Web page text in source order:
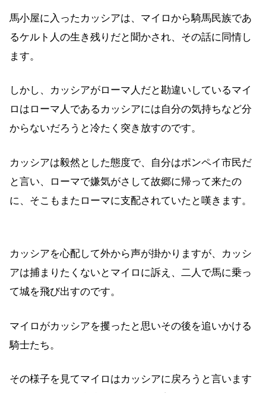
馬小屋に入ったカッシアは、マイロから騎馬民族であ
るケルト人の生き残りだと聞かされ、その話に同情し
ます。
しかし、カッシアがローマ人だと勘違いしているマイ
ロはローマ人であるカッシアには自分の気持ちなど分
からないだろうと冷たく突き放すのです。
カッシアは毅然とした態度で、自分はポンペイ市民だ
と言い、ローマで嫌気がさして故郷に帰って来たの
に、そこもまたローマに支配されていたと嘆きます。
カッシアを心配して外から声が掛かりますが、カッシ
アは捕まりたくないとマイロに訴え、二人で馬に乗っ
て城を飛び出すのです。
マイロがカッシアを攫ったと思いその後を追いかける
騎士たち。
その様子を見てマイロはカッシアに戻ろうと言います